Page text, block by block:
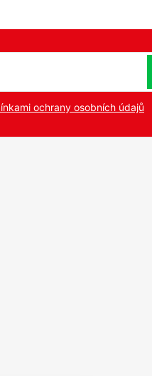
ochrany osobních údajů